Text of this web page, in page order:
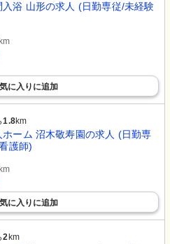
入浴 山形の求人 (日勤専従/未経験
に入り に追加
1.8km
ホーム 沼木敬寿園の求人 (日勤専
護師)
に入り に追加
2 km